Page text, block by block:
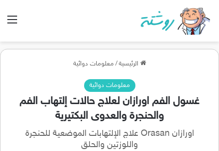
الرئيسية / معلومات دوائية
معلومات دوائية
غسول الفم اورازان لعلاج حالات إلتهاب الفم
والحنجرة والعدوى البكتيرية
اورازان Orasan علاج الإلتهابات الموضعية للحنجرة
واللوزتين والحلق